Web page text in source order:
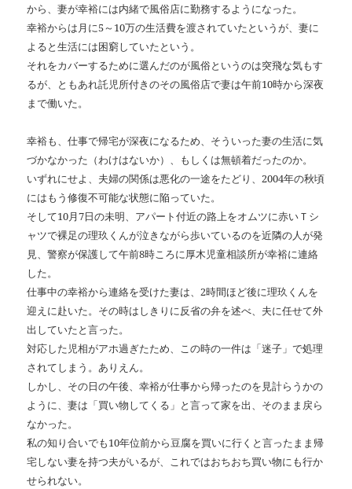
から、妻が幸裕には内緒で風俗店に勤務するようになった。
幸裕からは月に5～10万の生活費を渡されていたというが、妻に
よると生活には困窮していたという。
それをカバーするために選んだのが風俗というのは突飛な気もす
るが、ともあれ託児所付きのその風俗店で妻は午前10時から深夜
まで働いた。
幸裕も、仕事で帰宅が深夜になるため、そういった妻の生活に気
づかなかった（わけはないか）、もしくは無頓着だったのか。
いずれにせよ、夫婦の関係は悪化の一途をたどり、2004年の秋頃
にはもう修復不可能な状態に陥っていた。
そして10月7日の未明、アパート付近の路上をオムツに赤いＴシ
ャツで裸足の理玖くんが泣きながら歩いているのを近隣の人が発
見、警察が保護して午前8時ころに厚木児童相談所が幸裕に連絡
した。
仕事中の幸裕から連絡を受けた妻は、2時間ほど後に理玖くんを
迎えに赴いた。その時はしきりに反省の弁を述べ、夫に任せて外
出していたと言った。
対応した児相がアホ過ぎたため、この時の一件は「迷子」で処理
されてしまう。ありえん。
しかし、その日の午後、幸裕が仕事から帰ったのを見計らうかの
ように、妻は「買い物してくる」と言って家を出、そのまま戻ら
なかった。
私の知り合いでも10年位前から豆腐を買いに行くと言ったまま帰
宅しない妻を持つ夫がいるが、これではおちおち買い物にも行か
せられない。